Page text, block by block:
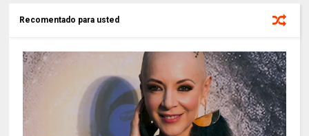
Recomentado para usted